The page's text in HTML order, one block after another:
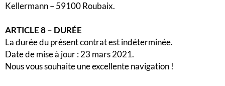
Kellermann – 59100 Roubaix.
ARTICLE 8 – DURÉE
La durée du présent contrat est indéterminée.
Date de mise à jour : 23 mars 2021.
Nous vous souhaite une excellente navigation !